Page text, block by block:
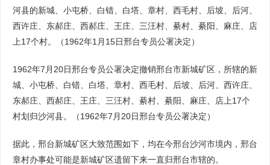
河县的新城、小屯桥、白错、白塔、章村、西毛村、后坡、后河、
西许庄、东郝庄、西郝庄、王庄、三汪村、綦村、綦阳、麻庄、店
上17个村。（1962年1月15日邢台专员公署决定）
1962年7月20日邢台专员公署决定撤销邢台市新城矿区，所辖的新
城、小屯桥、白错、白塔、章村、西毛村、后坡、后河、西许庄、
东郝庄、西郝庄、王庄、三汪村、綦村、綦阳、麻庄、店上17个
村划归沙河县。（1962年7月20日邢台专员公署决定）
据此，邢台新城矿区大致范围如下，均在今邢台沙河市境内，邢台
章村办事处可能是新城矿区遗留下来一直归邢台市辖的。